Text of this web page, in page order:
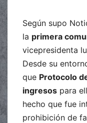
Según supo
la primera
vicepresidenta
Desde su
que Protocolo
ingresos para
hecho que fue
prohibición de